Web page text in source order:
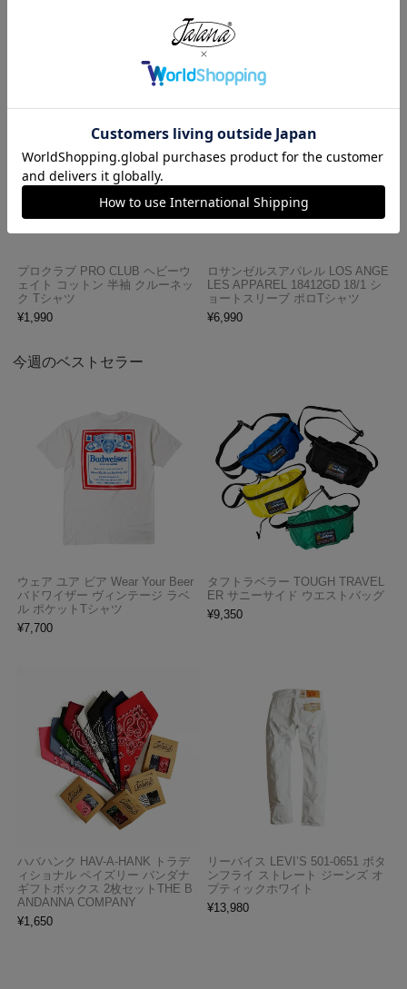
ビーフリース スウェットショーツ
¥5,990
プロクラブ PRO CLUB ヘビーウ
ェイト コットン 半袖 クルーネッ
ク Tシャツ
¥1,990
ロサンゼルスアパレル LOS ANGE
LES APPAREL 18412GD 18/1 シ
ョートスリーブ ポロTシャツ
¥6,990
今週のベストセラー
ウェア ユア ビア Wear Your Beer
バドワイザー ヴィンテージ ラベ
ル ポケットTシャツ
¥7,700
タフトラベラー TOUGH TRAVEL
ER サニーサイド ウエストバッグ
¥9,350
ハバハンク HAV-A-HANK トラデ
ィショナル ペイズリー バンダナ
ギフトボックス 2枚セットTHE B
ANDANNA COMPANY
¥1,650
リーバイス LEVI’S 501-0651 ボタ
ンフライ ストレート ジーンズ オ
プティックホワイト
¥13,980